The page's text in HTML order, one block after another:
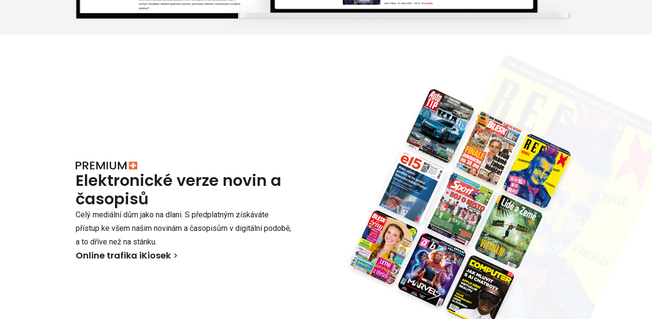
Elektronické verze novin a
časopisů
Celý mediální dům jako na dlani. S předplatným získáváte
přístup ke všem našim novinám a časopisům v digitální podobě,
a to dříve než na stánku.
Online trafika iKiosek